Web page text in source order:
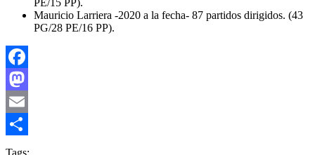
Mauricio Larriera -2020 a la fecha- 87 partidos dirigidos. (43
PG/28 PE/16 PP).
Facebook
Mastodon
Email
Compartir
Tags: